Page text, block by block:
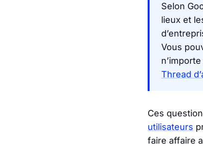
Selon
lieux et
Vous
Thread
Ces
utilisateurs
faire affaire